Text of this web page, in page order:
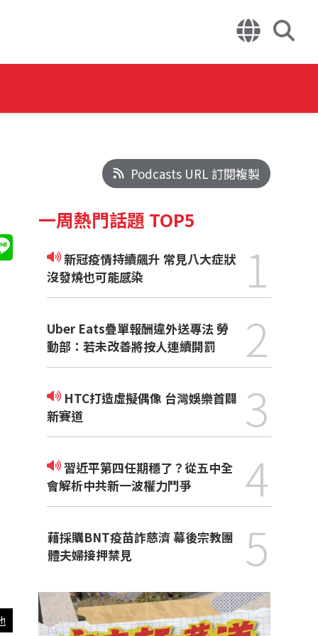
Podcasts URL 訂閱複製
一周熱門話題 TOP5
新冠疫情持續飆升 常見八大症狀
沒發燒也可能感染
1
Uber Eats疊單報酬違外送專法 勞
動部：若未改善將按人連續開罰
2
新賽道
3
習近平第四任期穩了？從五中全
會解析中共新一波權力鬥爭
4
藉採購BNT疫苗詐慈濟 幕後宗教團
體夫婦接押禁見
5